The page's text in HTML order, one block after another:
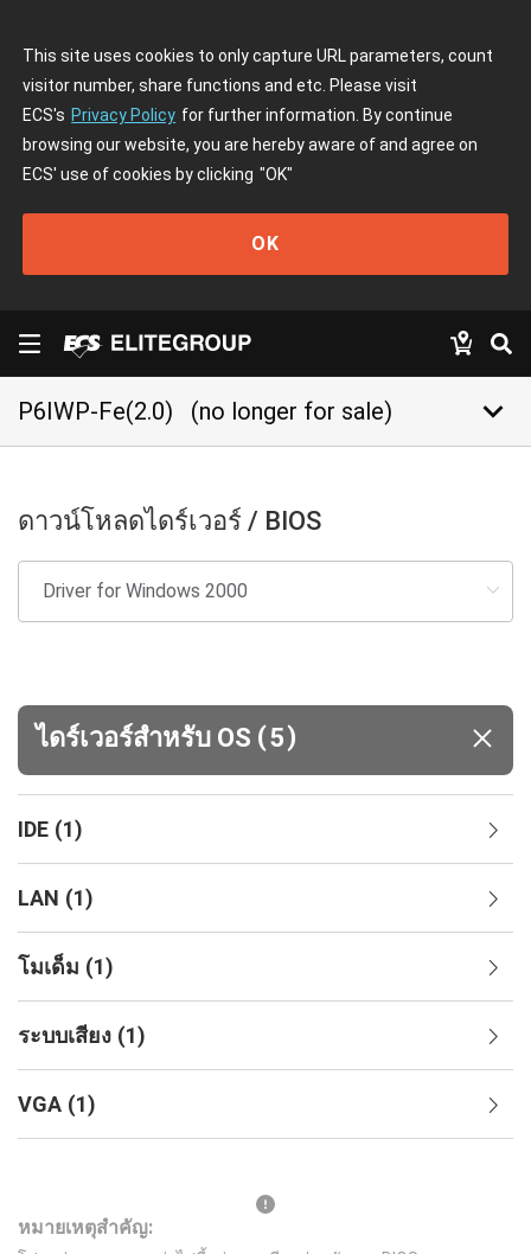
This site uses cookies to only capture URL parameters, count
visitor number, share functions and etc. Please visit
ECS's Privacy Policy for further information. By continue
browsing our website, you are hereby aware of and agree on
ECS' use of cookies by clicking "OK"
OK
P6IWP-Fe(2.0) (no longer for sale) keyboard_arrow_down
ดาวน์โหลดไดร์เวอร์ / BIOS
ไดร์เวอร์สำหรับ OS (5)
IDE (1)
LAN (1)
โมเด็ม (1)
ระบบเสียง (1)
VGA (1)
หมายเหตุสำคัญ: